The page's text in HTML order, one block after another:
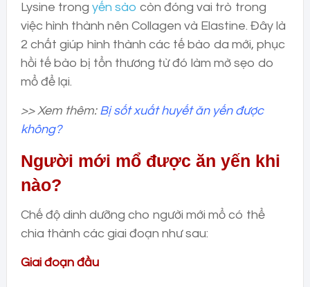
Lysine trong yến sào còn đóng vai trò trong
việc hình thành nên Collagen và Elastine. Đây là
2 chất giúp hình thành các tế bào da mới, phục
hồi tế bào bị tổn thương từ đó làm mờ sẹo do
mổ để lại.
>> Xem thêm: Bị sốt xuất huyết ăn yến được
không?
Người mới mổ được ăn yến khi
nào?
Chế độ dinh dưỡng cho người mới mổ có thể
chia thành các giai đoạn như sau:
Giai đoạn đầu